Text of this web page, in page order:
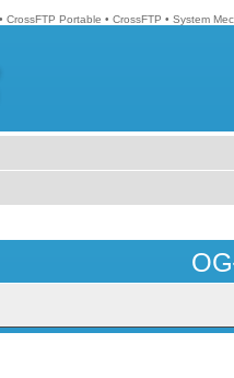
• CrossFTP Portable • CrossFTP • System